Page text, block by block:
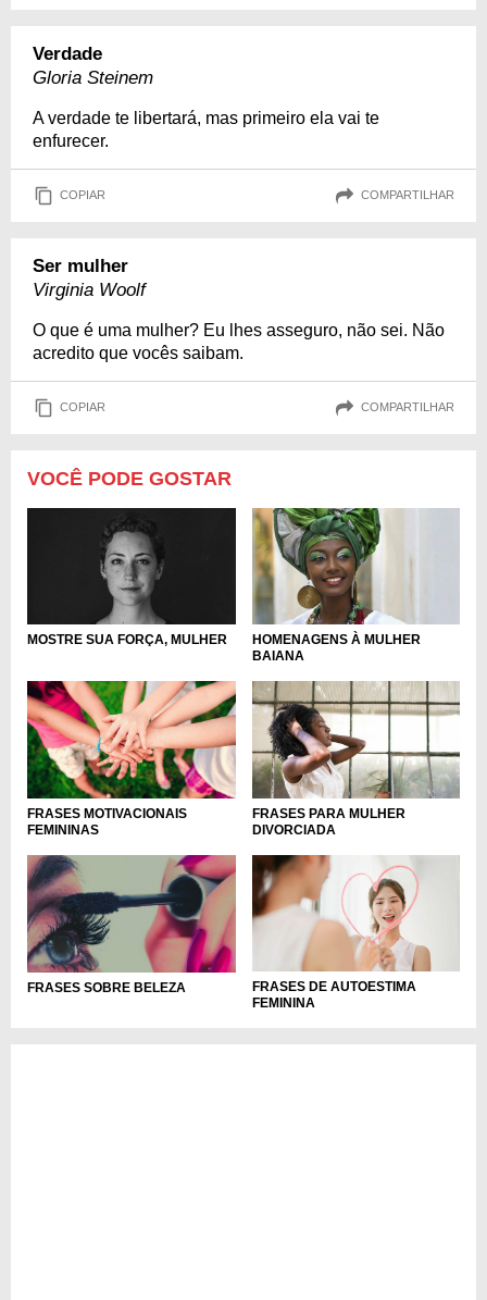
Verdade
Gloria Steinem
A verdade te libertará, mas primeiro ela vai te
enfurecer.
COPIAR COMPARTILHAR
Ser mulher
Virginia Woolf
O que é uma mulher? Eu lhes asseguro, não sei. Não
acredito que vocês saibam.
COPIAR COMPARTILHAR
VOCÊ PODE GOSTAR
MOSTRE SUA FORÇA, MULHER
HOMENAGENS À MULHER
BAIANA
FRASES MOTIVACIONAIS
FEMININAS
FRASES PARA MULHER
DIVORCIADA
FRASES SOBRE BELEZA
FRASES DE AUTOESTIMA
FEMININA